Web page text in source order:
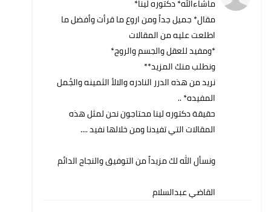
ماشاءالله* دكتوره لينا*
مقال* جميل جداً ومن اروع ما قرأت وأفضل ما
اطلعت عليه من المقالات
*ومفيد للعقل والجسم والروح*
ونطلب منك المزيد**
نريد من هذه الدرر النادره والالأ الثمينه والجُمل
المفيده* ..
حقيقة دكتوره لينا محتاجون نحن لمثل هذه
المقالات التي تفيدنا ومن خلالها نفيد ....
ونسأل الله لك مزيداً من التوفيق والنجاح الدائم
القاضي عبدالسلام